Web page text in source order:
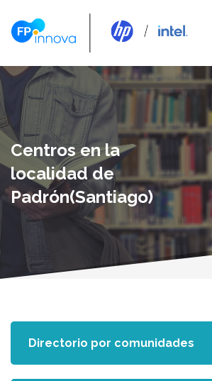
Centros en la
localidad de
Padrón(Santiago)